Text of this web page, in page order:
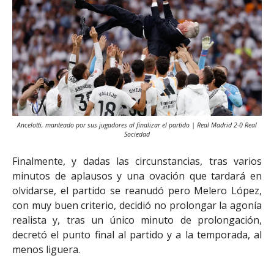
Ancelotti, manteado por sus jugadores al finalizar el partido | Real Madrid 2-0 Real
Sociedad
Finalmente, y dadas las circunstancias, tras varios
minutos de aplausos y una ovación que tardará en
olvidarse, el partido se reanudó pero Melero López,
con muy buen criterio, decidió no prolongar la agonía
realista y, tras un único minuto de prolongación,
decretó el punto final al partido y a la temporada, al
menos liguera.